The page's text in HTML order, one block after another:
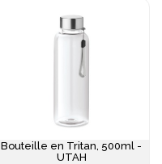
Bouteille en Tritan, 500ml -
UTAH